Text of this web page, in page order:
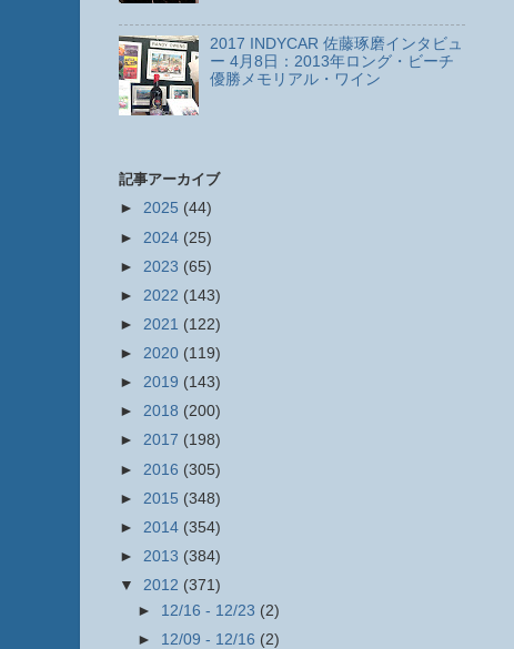
2017 INDYCAR 佐藤琢磨インタビュ
ー 4月8日：2013年ロング・ビーチ
優勝メモリアル・ワイン
記事アーカイブ
► 2025 (44)
► 2024 (25)
► 2023 (65)
► 2022 (143)
► 2021 (122)
► 2020 (119)
► 2019 (143)
► 2018 (200)
► 2017 (198)
► 2016 (305)
► 2015 (348)
► 2014 (354)
► 2013 (384)
▼ 2012 (371)
► 12/16 - 12/23 (2)
► 12/09 - 12/16 (2)